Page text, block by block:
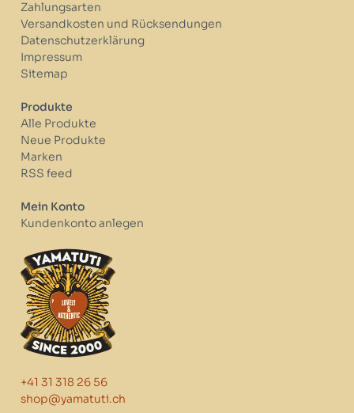
Zahlungsarten
Versandkosten und Rücksendungen
Datenschutzerklärung
Impressum
Sitemap
Produkte
Alle Produkte
Neue Produkte
Marken
RSS feed
Mein Konto
Kundenkonto anlegen
+41 31 318 26 56
shop@yamatuti.ch